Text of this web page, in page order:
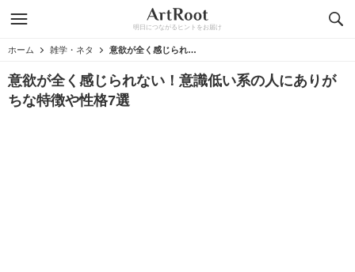
明日につながるヒントをお届け
ホーム 雑学・ネタ 意欲が全く感じられない！意識低い系の人にありがちな特徴や性格7選
意欲が全く感じられない！意識低い系の人にありが
ちな特徴や性格7選